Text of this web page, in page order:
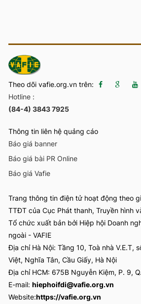
Theo dõi vafie.org.vn trên:
Hotline :
(84-4) 3843 7925
Thông tin liên hệ quảng cáo
Báo giá banner
Báo giá bài PR Online
Báo giá Vafie
Trang thông tin điện tử hoạt động theo
TTĐT của Cục Phát thanh, Truyền hình
Tổ chức xuất bản bởi Hiệp hội Doanh
ngoài - VAFIE
Địa chỉ Hà Nội: Tầng 10, Toà nhà V.E.T,
Việt, Nghĩa Tân, Cầu Giấy, Hà Nội
Địa chỉ HCM: 675B Nguyễn Kiệm, P. 9,
E-mail: hiephoifdi@vafie.org.vn
Website:https://vafie.org.vn